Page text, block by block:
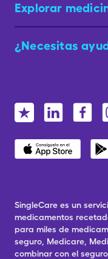
Explorar
¿Necesitas
SingleCare es un
medicamentos
para miles de
seguro, Medicare,
combinar con el